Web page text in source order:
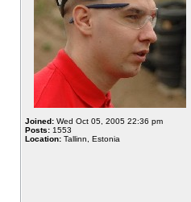
Joined: Wed Oct 05, 2005 22:36 pm
Posts: 1553
Location: Tallinn, Estonia